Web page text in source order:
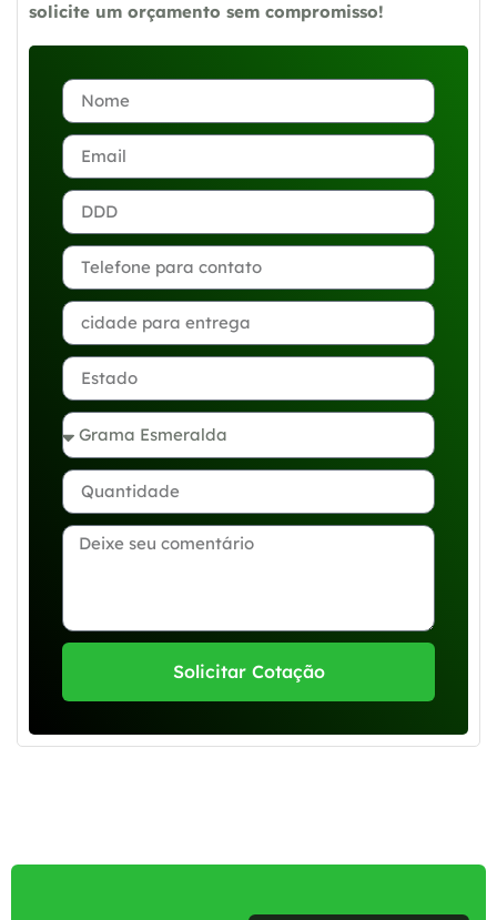
solicite um orçamento sem compromisso!
Solicitar Cotação